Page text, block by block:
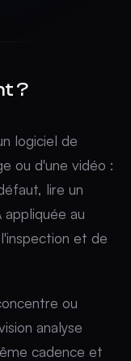
?
logiciel de
ou d'une vidéo :
lire un
au
et de
ou
analyse
cadence et